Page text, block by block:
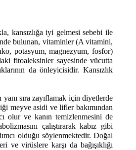
kansızlığa iyi gelmesi sebebi ile
bulunan, vitaminler (A vitamini,
potasyum, magnezyum, fosfor)
fitoaleksinler sayesinde vücutta
da önleyicisidir. Kansızlık
sıra zayıflamak için diyetlerde
meyve asidi ve lifler bakımından
olur ve kanın temizlenmesini de
çalıştırarak kabız gibi
olduğu söylenmektedir. Doğal
virüslere karşı da bağışıklığı